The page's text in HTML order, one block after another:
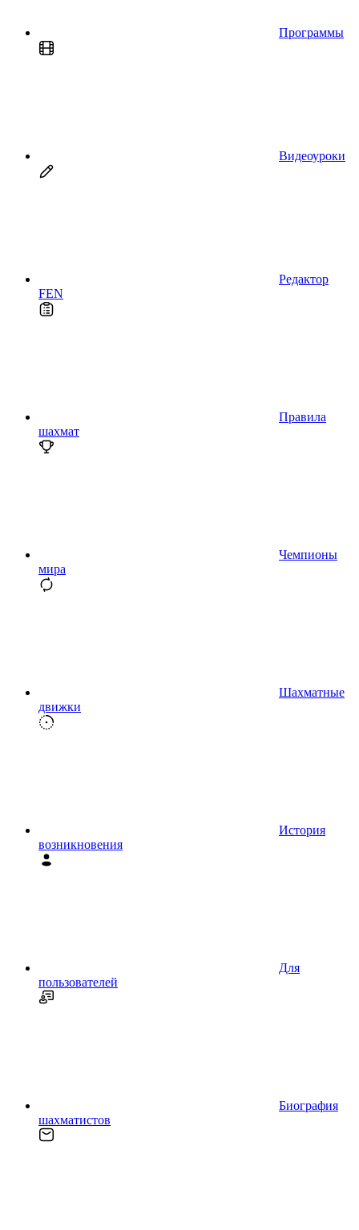
Программы
Видеоуроки
Редактор
FEN
Правила
шахмат
Чемпионы
мира
Шахматные
движки
История
возникновения
Для
пользователей
Биография
шахматистов